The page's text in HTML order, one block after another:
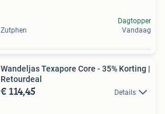
Zutphen
Dagtopper
Vandaag
Wandeljas Texapore Core - 35% Korting |
Retourdeal
€ 114,45 Details